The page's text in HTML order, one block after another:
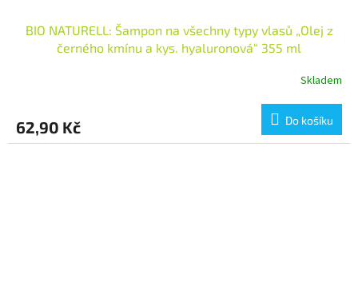
BIO NATURELL: Šampon na všechny typy vlasů „Olej z
černého kmínu a kys. hyaluronová“ 355 ml
Skladem
62,90 Kč Do košíku